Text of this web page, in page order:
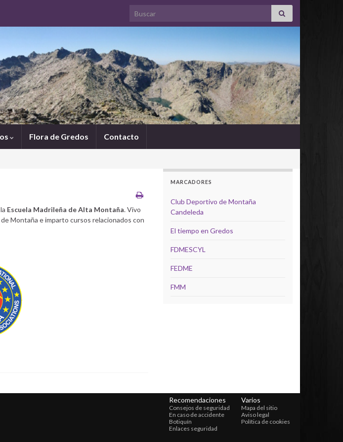
Search for:
Flora de Gredos Contacto
Escuela Madrileña de Alta Montaña. Vivo
Montaña e imparto cursos relacionados con
MARCADORES
Club Deportivo de Montaña
Candeleda
El tiempo en Gredos
FDMESCYL
FEDME
FMM
Recomendaciones
Consejos de seguridad
En caso de accidente
Botiquín
Enlaces seguridad
Varios
Mapa del sitio
Aviso legal
Política de cookies